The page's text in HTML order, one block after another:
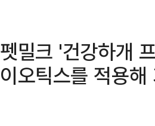
펫밀크 '건강하개
이오틱스를 적용